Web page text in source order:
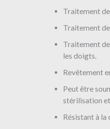
Traitement
Traitement
Traitement
les doigts.
Revêtement
Peut être
stérilisation
Résistant à la